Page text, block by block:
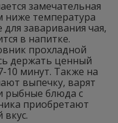
замечательная
ниже температура
заваривания чая,
в напитке.
прохладной
держать ценный
10 минут. Также на
выпечку, варят
рыбные блюда с
приобретают